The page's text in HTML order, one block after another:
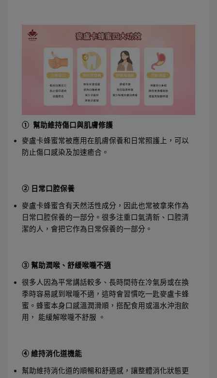
①  幫助維持傷口與肌膚修護
麥盧卡蜂蜜常被應用在肌膚保養和日常照護上，可以
防止傷口感染及加速癒合。
② 日常口腔保養
麥盧卡蜂蜜含有天然活性成分，因此也常被拿來作為
日常口腔保養的一部分。很多注重口氣清新、口腔清
潔的人，會把它作為日常保養的一部分。
③ 幫助潤喉、舒緩喉嚨不適
很多人因為平常講話較多、長時間待在冷氣房或在換
季時容易感到喉嚨不適，這時會習慣吃一匙麥盧卡蜂
蜜。蜂蜜本身口感溫潤滑順，搭配食用或溫水沖泡飲
用， 能緩解喉嚨不舒服 。
④ 維持消化道機能
幫助維持消化道的順暢和舒適感，讓整體消化狀態更